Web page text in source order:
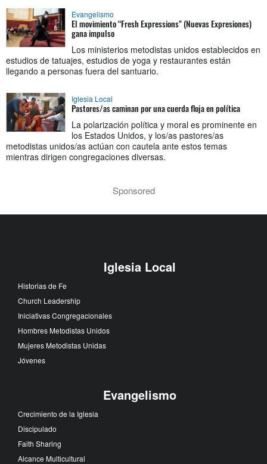
Evangelismo
El movimiento “Fresh Expressions” (Nuevas Expresiones)
gana impulso
Los ministerios metodistas unidos establecidos en
estudios de tatuajes, estudios de yoga y restaurantes están
llegando a personas fuera del santuario.
Iglesia Local
Pastores/as caminan por una cuerda floja en política
La polarización política y moral es prominente en
los Estados Unidos, y los/as pastores/as
metodistas unidos/as actúan con cautela ante estos temas
mientras dirigen congregaciones diversas.
Sponsored
Iglesia Local
Historias de Fe
Church Leadership
Iniciativas Congregacionales
Hombres Metodistas Unidos
Mujeres Metodistas Unidas
Jóvenes
Evangelismo
Crecimiento de la Iglesia
Discipulado
Faith Sharing
Alcance Multicultural